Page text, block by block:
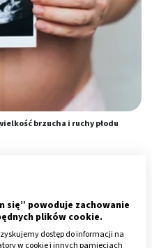
brzucha i ruchy płodu
się” powoduje zachowanie
plików cookie.
dostęp do informacji na
w cookie i innych pamięciach